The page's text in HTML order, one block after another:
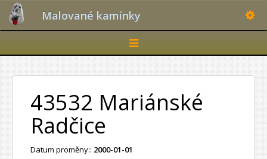
Malované kamínky
Toggle
navigation
43532 Mariánské
Radčice
Datum proměny:: 2000-01-01